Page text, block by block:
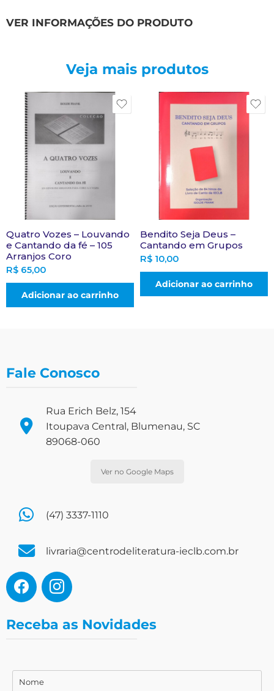
VER INFORMAÇÕES DO PRODUTO
Veja mais produtos
Quatro Vozes – Louvando
e Cantando da fé – 105
Arranjos Coro
R$ 65,00
Adicionar ao carrinho
Bendito Seja Deus –
Cantando em Grupos
R$ 10,00
Adicionar ao carrinho
Fale Conosco
Rua Erich Belz, 154
Itoupava Central, Blumenau, SC
89068-060
Ver no Google Maps
(47) 3337-1110
livraria@centrodeliteratura-ieclb.com.br
Receba as Novidades
Nome
Nome